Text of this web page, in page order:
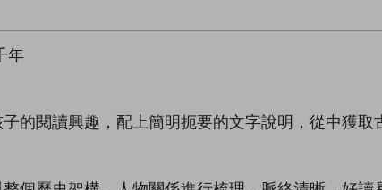
年
的閱讀興趣，配上簡明扼要的文字說明，從中獲取